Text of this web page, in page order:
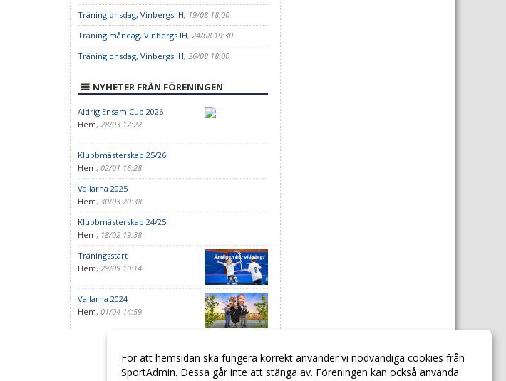
Träning onsdag, Vinbergs IH, 19/08 18:00
Träning måndag, Vinbergs IH, 24/08 19:30
Träning onsdag, Vinbergs IH, 26/08 18:00
NYHETER FRÅN FÖRENINGEN
Aldrig Ensam Cup 2026
Hem, 28/03 12:22
Klubbmästerskap 25/26
Hem, 02/01 16:28
Vallarna 2025
Hem, 30/03 20:38
Klubbmästerskap 24/25
Hem, 18/02 19:38
Träningsstart
Hem, 29/09 10:14
Vallarna 2024
Hem, 01/04 14:59
För att hemsidan ska fungera korrekt använder vi nödvändiga cookies från
SportAdmin. Dessa går inte att stänga av. Föreningen kan också använda